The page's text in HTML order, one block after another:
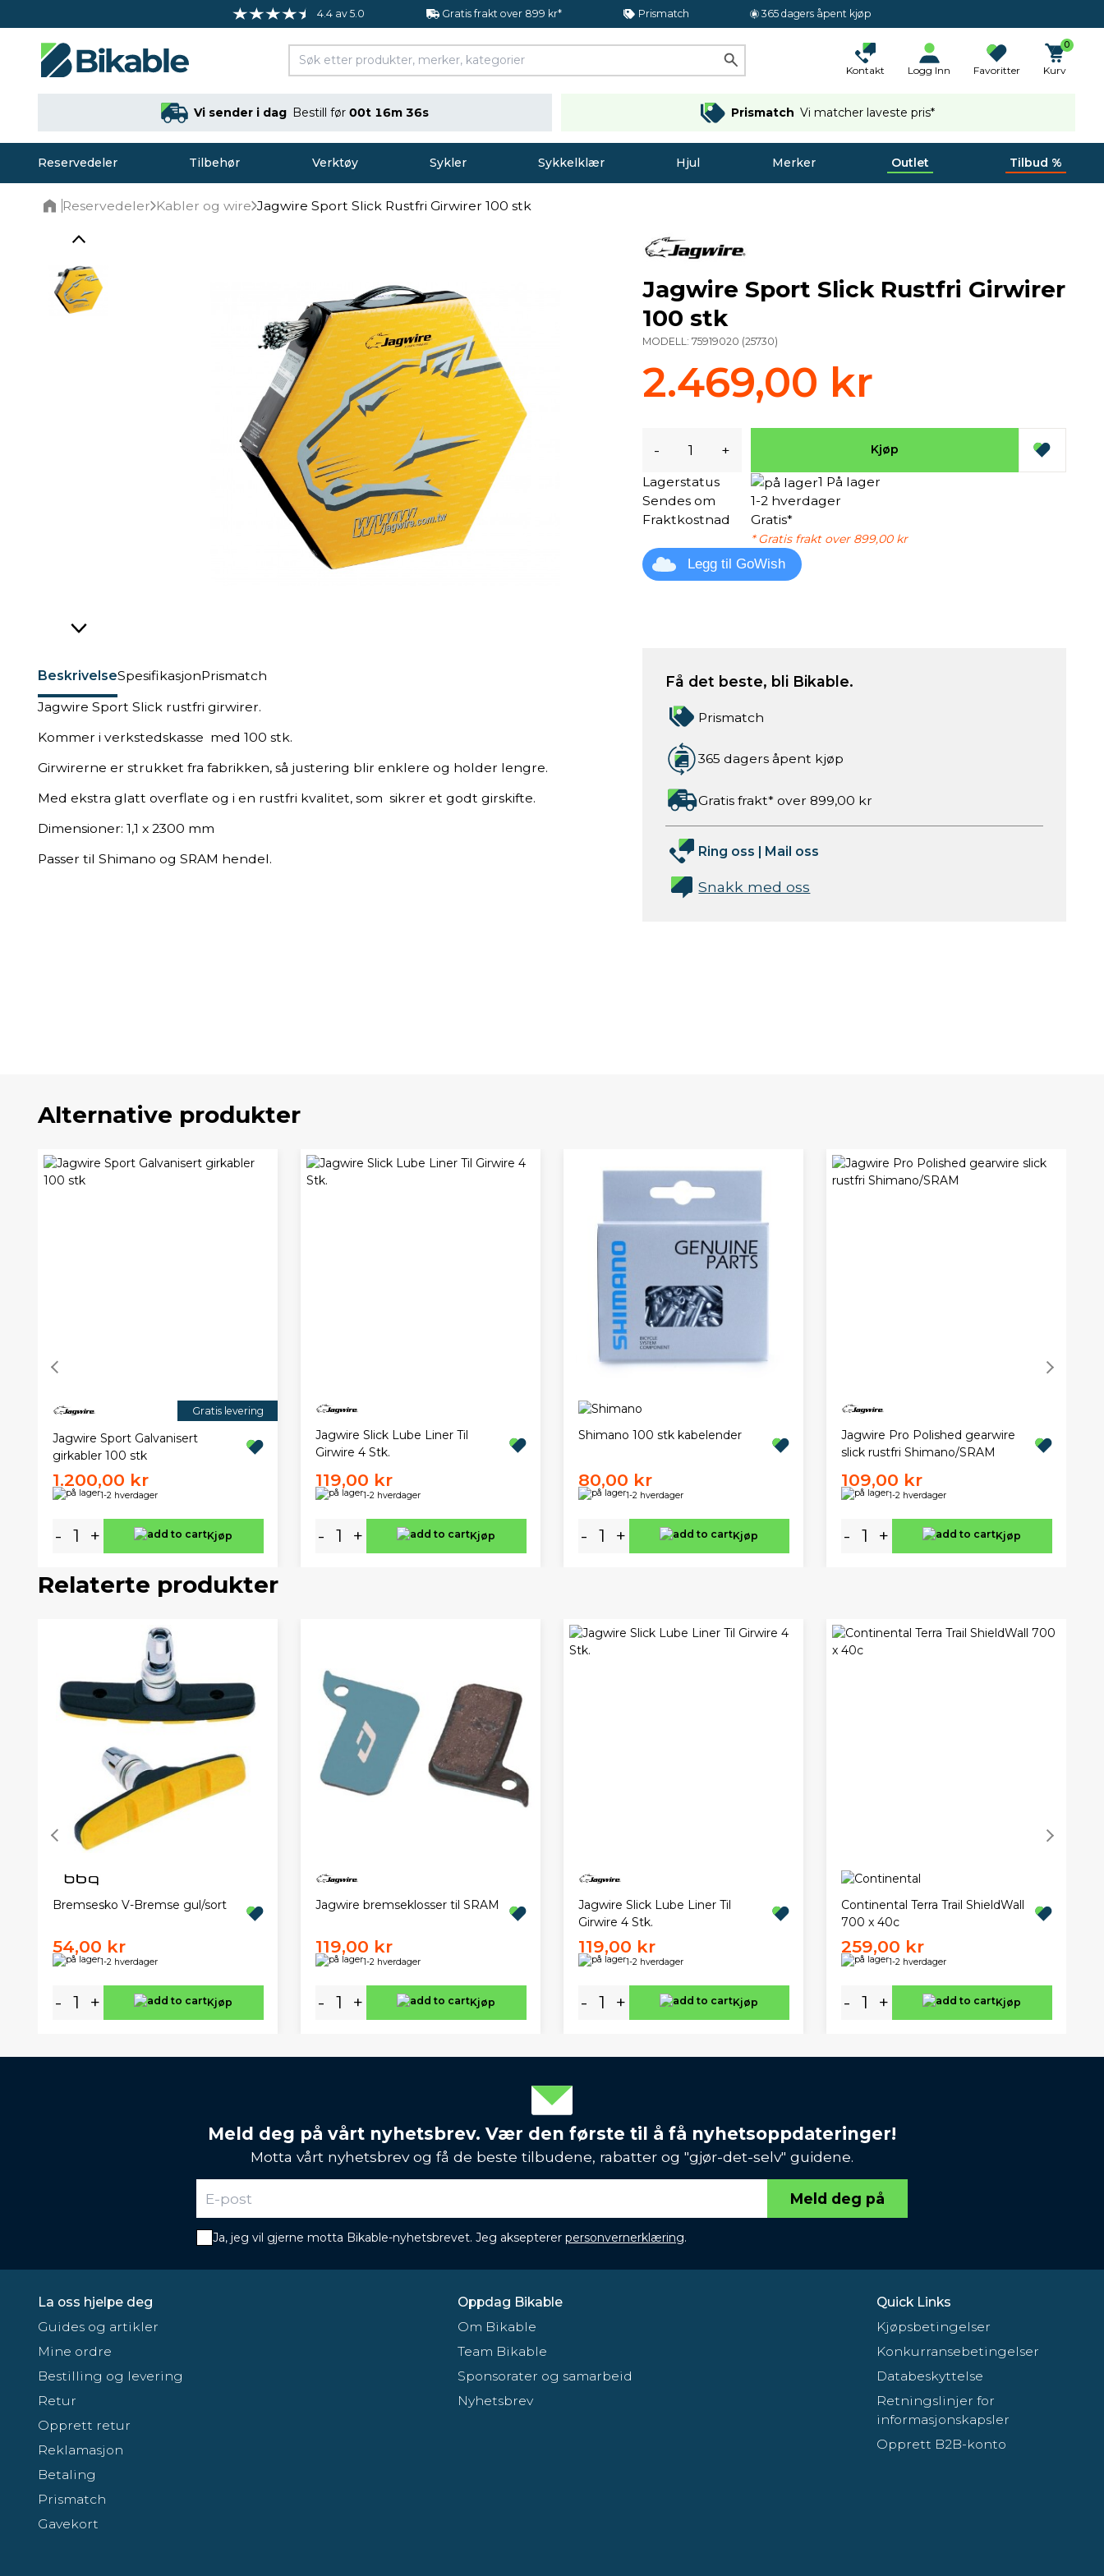
4.4 av 5.0 Gratis frakt over 899 kr* Prismatch 365 dagers åpent kjøp
Kontakt Logg Inn Favoritter
0
Kurv
Vi sender i dag Bestill før 00t 16m 35s Prismatch Vi matcher laveste pris*
Reservedeler Tilbehør Verktøy Sykler Sykkelklær Hjul Merker Outlet Tilbud %
Reservedeler Kabler og wire Jagwire Sport Slick Rustfri Girwirer 100 stk
BeskrivelseSpesifikasjonPrismatch
Jagwire Sport Slick rustfri girwirer.
Kommer i verkstedskasse med 100 stk.
Girwirerne er strukket fra fabrikken, så justering blir enklere og holder lengre.
Med ekstra glatt overflate og i en rustfri kvalitet, som sikrer et godt girskifte.
Dimensioner: 1,1 x 2300 mm
Passer til Shimano og SRAM hendel.
Jagwire Sport Slick Rustfri Girwirer
100 stk
MODELL:75919020 (25730)
2.469,00 kr
- + Kjøp
Lagerstatus
1 På lager
Sendes om
1-2 hverdager
Fraktkostnad
Gratis*
* Gratis frakt over 899,00 kr
Legg til GoWish
Få det beste, bli Bikable.
Prismatch
365 dagers åpent kjøp
Gratis frakt* over 899,00 kr
Ring oss | Mail oss
Snakk med oss
Alternative produkter
Gratis levering
Jagwire Sport Galvanisert
girkabler 100 stk
1.200,00 kr
1-2 hverdager
- + Kjøp
Jagwire Slick Lube Liner Til
Girwire 4 Stk.
119,00 kr
1-2 hverdager
- + Kjøp
Shimano 100 stk kabelender
80,00 kr
1-2 hverdager
- + Kjøp
Jagwire Pro Polished gearwire
slick rustfri Shimano/SRAM
109,00 kr
1-2 hverdager
- + Kjøp
Relaterte produkter
Bremsesko V-Bremse gul/sort
54,00 kr
1-2 hverdager
- + Kjøp
Jagwire bremseklosser til SRAM
119,00 kr
1-2 hverdager
- + Kjøp
Jagwire Slick Lube Liner Til
Girwire 4 Stk.
119,00 kr
1-2 hverdager
- + Kjøp
Continental Terra Trail ShieldWall
700 x 40c
259,00 kr
1-2 hverdager
- + Kjøp
Meld deg på vårt nyhetsbrev. Vær den første til å få nyhetsoppdateringer!
Motta vårt nyhetsbrev og få de beste tilbudene, rabatter og "gjør-det-selv" guidene.
Meld deg på
Ja, jeg vil gjerne motta Bikable-nyhetsbrevet. Jeg aksepterer personvernerklæring.
La oss hjelpe deg
Guides og artikler
Mine ordre
Bestilling og levering
Retur
Opprett retur
Reklamasjon
Betaling
Prismatch
Gavekort
Oppdag Bikable
Om Bikable
Team Bikable
Sponsorater og samarbeid
Nyhetsbrev
Quick Links
Kjøpsbetingelser
Konkurransebetingelser
Databeskyttelse
Retningslinjer for
informasjonskapsler
Opprett B2B-konto